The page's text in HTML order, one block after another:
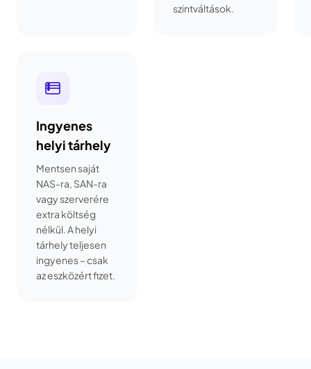
szintváltások.
Ingyenes
helyi tárhely
Mentsen saját
NAS-ra, SAN-ra
vagy szerverére
extra költség
nélkül. A helyi
tárhely teljesen
ingyenes – csak
az eszközért fizet.